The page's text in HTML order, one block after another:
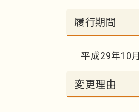
履行期間
平成29年10
変更理由